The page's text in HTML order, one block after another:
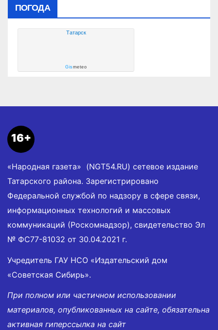
ПОГОДА
Татарск
Gismeteo
16+
«Народная газета» (NGT54.RU) сетевое издание
Татарского района. Зарегистрировано
Федеральной службой по надзору в сфере связи,
информационных технологий и массовых
коммуникаций (Роскомнадзор), свидетельство Эл
№ ФС77-81032 от 30.04.2021 г.
Учредитель ГАУ НСО «Издательский дом
«Советская Сибирь».
При полном или частичном использовании
материалов, опубликованных на сайте, обязательна
активная гиперссылка на сайт